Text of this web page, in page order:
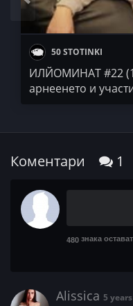
50 STOTINKI
ИЛЙОМИНАТ #22
арнеенето и
Коментари 1
480 знака остават
Alissica 5